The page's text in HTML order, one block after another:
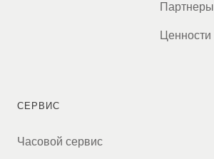
Партнеры
Ценности
СЕРВИС
Часовой сервис